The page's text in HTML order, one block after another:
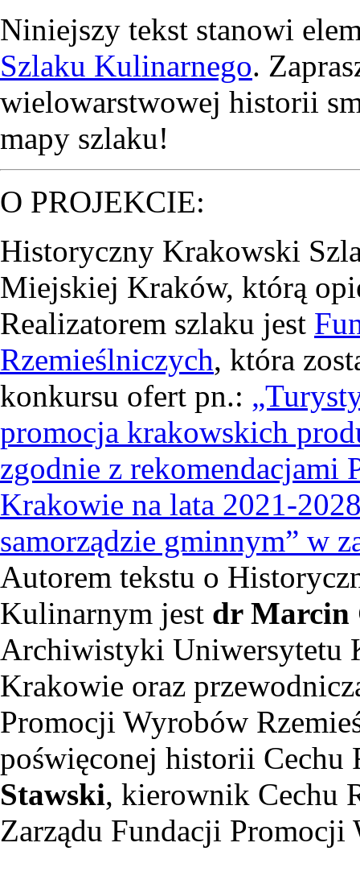
Niniejszy tekst stanowi
Szlaku Kulinarnego.
wielowarstwowej historii
mapy szlaku!
O PROJEKCIE:
Historyczny Krakowski
Miejskiej Kraków, którą
Realizatorem szlaku jest
Rzemieślniczych, która
konkursu ofert pn.:
promocja krakowskich
zgodnie z
Krakowie na lata 2021-
samorządzie gminnym” w
Autorem tekstu o
Kulinarnym jest dr Marcin
Archiwistyki Uniwersytetu
Krakowie oraz
Promocji Wyrobów
poświęconej historii Cechu
Stawski, kierownik Cechu
Zarządu Fundacji